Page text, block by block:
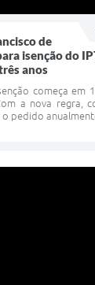
de
isenção do
anos
começa em
a nova regra,
o pedido